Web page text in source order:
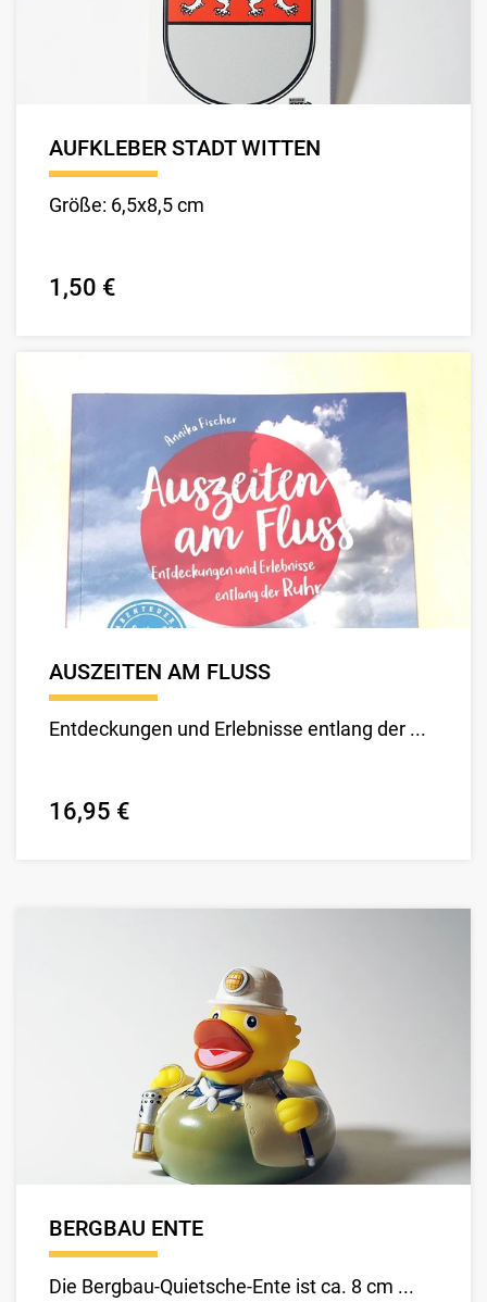
AUFKLEBER STADT WITTEN
Größe: 6,5x8,5 cm
1,50 €
AUSZEITEN AM FLUSS
Entdeckungen und Erlebnisse entlang der ...
16,95 €
BERGBAU ENTE
Die Bergbau-Quietsche-Ente ist ca. 8 cm ...